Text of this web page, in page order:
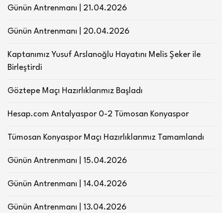
Günün Antrenmanı | 21.04.2026
Günün Antrenmanı | 20.04.2026
Kaptanımız Yusuf Arslanoğlu Hayatını Melis Şeker ile
Birleştirdi
Göztepe Maçı Hazırlıklarımız Başladı
Hesap.com Antalyaspor 0-2 Tümosan Konyaspor
Tümosan Konyaspor Maçı Hazırlıklarımız Tamamlandı
Günün Antrenmanı | 15.04.2026
Günün Antrenmanı | 14.04.2026
Günün Antrenmanı | 13.04.2026